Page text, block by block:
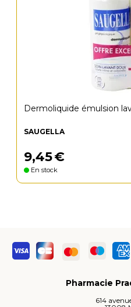
Dermoliquide émulsion
SAUGELLA
9,45€
En stock
Pharmacie
614